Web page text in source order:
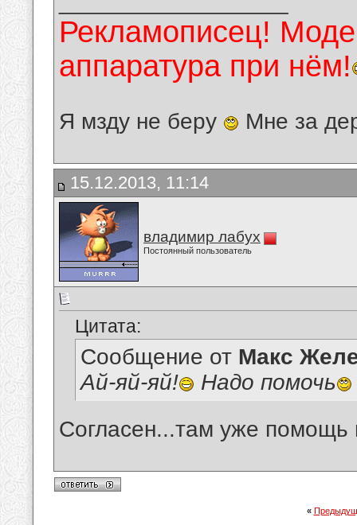
Рекламописец!
аппаратура при нём!
Я мзду не беру Мне за
15.12.2013, 11:14
владимир лабух
Постоянный пользователь
Цитата:
Сообщение от Макс
Ай-яй-яй!
Надо помочь
Согласен...там уже помощь
«